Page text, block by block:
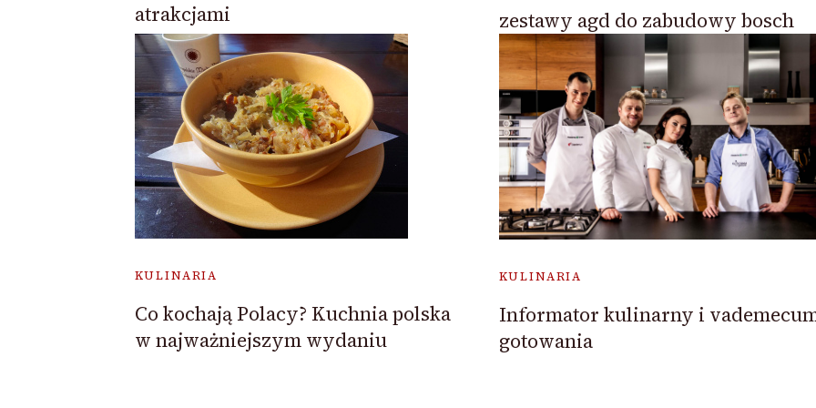
atrakcjami
zestawy agd do zabudowy bosch
KULINARIA
Co kochają Polacy? Kuchnia polska
w najważniejszym wydaniu
KULINARIA
Informator kulinarny i
gotowania